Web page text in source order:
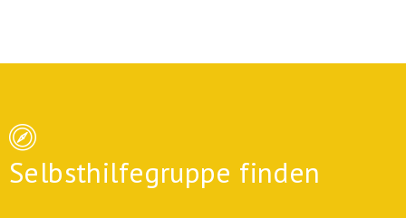
Selbsthilfegruppe finden